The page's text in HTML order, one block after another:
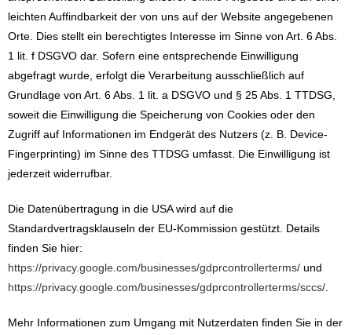
leichten Auffindbarkeit der von uns auf der Website angegebenen
Orte. Dies stellt ein berechtigtes Interesse im Sinne von Art. 6 Abs.
1 lit. f DSGVO dar. Sofern eine entsprechende Einwilligung
abgefragt wurde, erfolgt die Verarbeitung ausschließlich auf
Grundlage von Art. 6 Abs. 1 lit. a DSGVO und § 25 Abs. 1 TTDSG,
soweit die Einwilligung die Speicherung von Cookies oder den
Zugriff auf Informationen im Endgerät des Nutzers (z. B. Device-
Fingerprinting) im Sinne des TTDSG umfasst. Die Einwilligung ist
jederzeit widerrufbar.
Die Datenübertragung in die USA wird auf die
Standardvertragsklauseln der EU-Kommission gestützt. Details
finden Sie hier:
https://privacy.google.com/businesses/gdprcontrollerterms/ und
https://privacy.google.com/businesses/gdprcontrollerterms/sccs/
Mehr Informationen zum Umgang mit Nutzerdaten finden Sie in der